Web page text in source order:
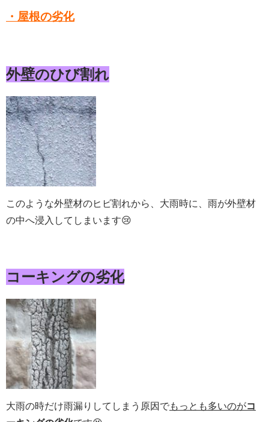
・ 屋根の劣化
外壁のひび割れ
このような外壁材のヒビ割れから、大雨時に、雨が外壁材
の中へ浸入してしまいます😢
コーキングの劣化
大雨の時だけ雨漏りしてしまう原因でもっとも多いのがコ